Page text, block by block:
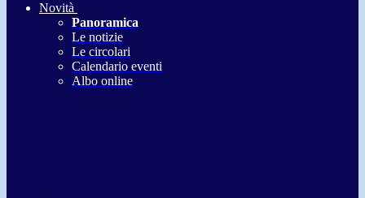
Novità
Panoramica
Le notizie
Le circolari
Calendario eventi
Albo online